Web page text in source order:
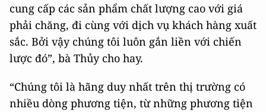
cung cấp các sản phẩm chất lượng cao với giá
phải chăng, đi cùng với dịch vụ khách hàng xuất
sắc. Bởi vậy chúng tôi luôn gắn liền với chiến
lược đó”, bà Thủy cho hay.
“Chúng tôi là hãng duy nhất trên thị trường có
nhiều dòng phương tiện, từ những phương tiện